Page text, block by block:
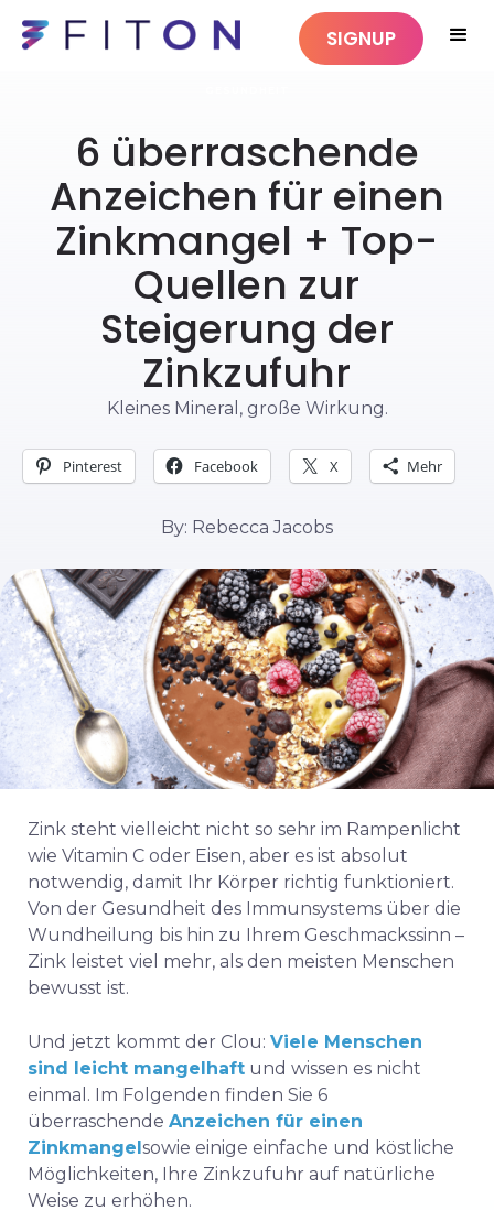
SIGNUP
6 überraschende
Anzeichen für einen
Zinkmangel + Top-
Quellen zur
Steigerung der
Zinkzufuhr
Kleines Mineral, große Wirkung.
Pinterest Facebook X Mehr
By: Rebecca Jacobs
Zink steht vielleicht nicht so sehr im Rampenlicht
wie Vitamin C oder Eisen, aber es ist absolut
notwendig, damit Ihr Körper richtig funktioniert.
Von der Gesundheit des Immunsystems über die
Wundheilung bis hin zu Ihrem Geschmackssinn –
Zink leistet viel mehr, als den meisten Menschen
bewusst ist.
Und jetzt kommt der Clou: Viele Menschen
sind leicht mangelhaft und wissen es nicht
einmal. Im Folgenden finden Sie 6
überraschende Anzeichen für einen
Zinkmangelsowie einige einfache und köstliche
Möglichkeiten, Ihre Zinkzufuhr auf natürliche
Weise zu erhöhen.